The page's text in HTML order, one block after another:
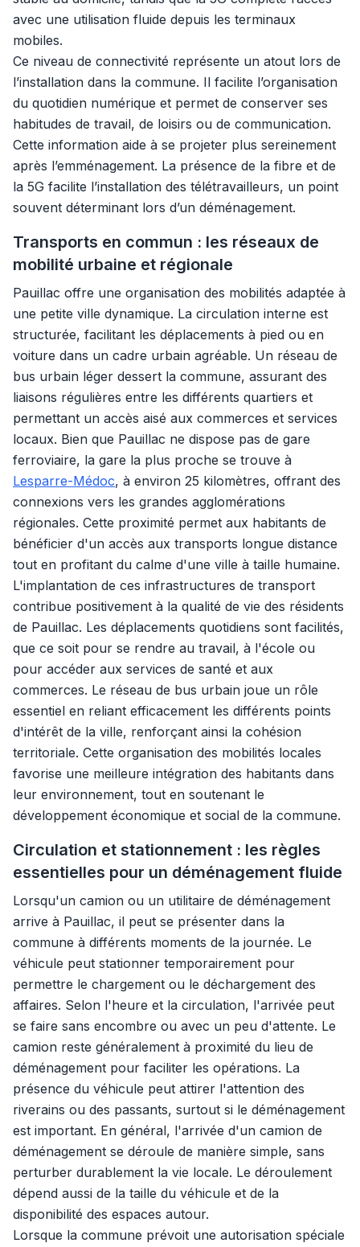
avec une utilisation fluide depuis les terminaux
mobiles.
Ce niveau de connectivité représente un atout lors de
l’installation dans la commune. Il facilite l’organisation
du quotidien numérique et permet de conserver ses
habitudes de travail, de loisirs ou de communication.
Cette information aide à se projeter plus sereinement
après l’emménagement. La présence de la fibre et de
la 5G facilite l’installation des télétravailleurs, un point
souvent déterminant lors d’un déménagement.
Transports en commun : les réseaux de
mobilité urbaine et régionale
Pauillac offre une organisation des mobilités adaptée à
une petite ville dynamique. La circulation interne est
structurée, facilitant les déplacements à pied ou en
voiture dans un cadre urbain agréable. Un réseau de
bus urbain léger dessert la commune, assurant des
liaisons régulières entre les différents quartiers et
permettant un accès aisé aux commerces et services
locaux. Bien que Pauillac ne dispose pas de gare
ferroviaire, la gare la plus proche se trouve à
Lesparre-Médoc, à environ 25 kilomètres, offrant des
connexions vers les grandes agglomérations
régionales. Cette proximité permet aux habitants de
bénéficier d'un accès aux transports longue distance
tout en profitant du calme d'une ville à taille humaine.
L'implantation de ces infrastructures de transport
contribue positivement à la qualité de vie des résidents
de Pauillac. Les déplacements quotidiens sont facilités,
que ce soit pour se rendre au travail, à l'école ou
pour accéder aux services de santé et aux
commerces. Le réseau de bus urbain joue un rôle
essentiel en reliant efficacement les différents points
d'intérêt de la ville, renforçant ainsi la cohésion
territoriale. Cette organisation des mobilités locales
favorise une meilleure intégration des habitants dans
leur environnement, tout en soutenant le
développement économique et social de la commune.
Circulation et stationnement : les règles
essentielles pour un déménagement fluide
Lorsqu'un camion ou un utilitaire de déménagement
arrive à Pauillac, il peut se présenter dans la
commune à différents moments de la journée. Le
véhicule peut stationner temporairement pour
permettre le chargement ou le déchargement des
affaires. Selon l'heure et la circulation, l'arrivée peut
se faire sans encombre ou avec un peu d'attente. Le
camion reste généralement à proximité du lieu de
déménagement pour faciliter les opérations. La
présence du véhicule peut attirer l'attention des
riverains ou des passants, surtout si le déménagement
est important. En général, l'arrivée d'un camion de
déménagement se déroule de manière simple, sans
perturber durablement la vie locale. Le déroulement
dépend aussi de la taille du véhicule et de la
disponibilité des espaces autour.
Lorsque la commune prévoit une autorisation spéciale